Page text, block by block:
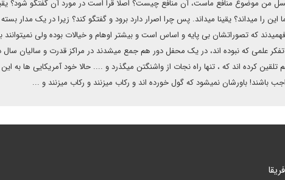
من موضوع منافع ماست، آن منافع چیست؟ اصلا قرا است در مورد آن گفتگو شود؟
میداند؟ یقینا میداند. پس چرا اصرار دارد برود و گفتگو کند؟ زیرا در یک مدار
فهمیدند که تصوراتشان بی پایه و اساس است و بیشتر اوهام و خیالات بوده ولی
علمی که نبوده اند، در یک محفل دور هم جمع میشدند در مراکز قدرت و سالیان سال
کرده اند که ، تنها راه نجات از واشنگتن میگذرد و .... حالا خود آمریکایی ها به این
باشند! باورشان نمیشود که گول خورده اند و رکاب میزنند و رکاب میزنند و ...